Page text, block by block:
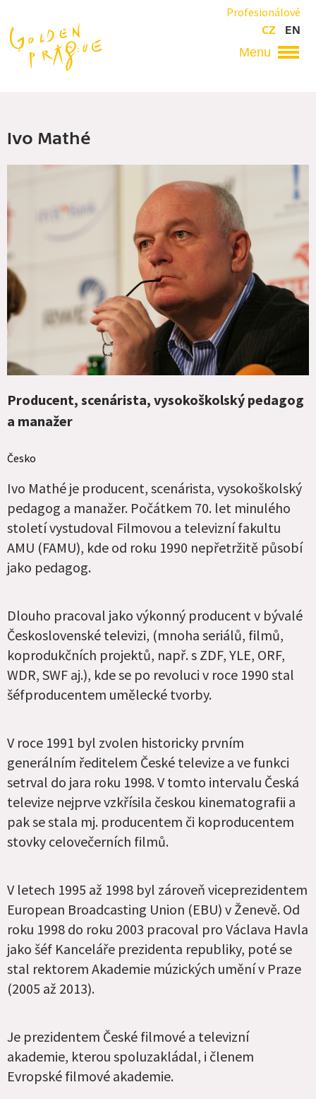
hlavnímu
obsahu
Profesionálové
CZ
EN
Ivo Mathé
Producent, scenárista, vysokoškolský pedagog
a manažer
Česko
Ivo Mathé je producent, scenárista, vysokoškolský
pedagog a manažer. Počátkem 70. let minulého
století vystudoval Filmovou a televizní fakultu
AMU (FAMU), kde od roku 1990 nepřetržitě působí
jako pedagog.
Dlouho pracoval jako výkonný producent v bývalé
Československé televizi, (mnoha seriálů, filmů,
koprodukčních projektů, např. s ZDF, YLE, ORF,
WDR, SWF aj.), kde se po revoluci v roce 1990 stal
šéfproducentem umělecké tvorby.
V roce 1991 byl zvolen historicky prvním
generálním ředitelem České televize a ve funkci
setrval do jara roku 1998. V tomto intervalu Česká
televize nejprve vzkřísila českou kinematografii a
pak se stala mj. producentem či koproducentem
stovky celovečerních filmů.
V letech 1995 až 1998 byl zároveň viceprezidentem
European Broadcasting Union (EBU) v Ženevě. Od
roku 1998 do roku 2003 pracoval pro Václava Havla
jako šéf Kanceláře prezidenta republiky, poté se
stal rektorem Akademie múzických umění v Praze
(2005 až 2013).
Je prezidentem České filmové a televizní
akademie, kterou spoluzakládal, i členem
Evropské filmové akademie.